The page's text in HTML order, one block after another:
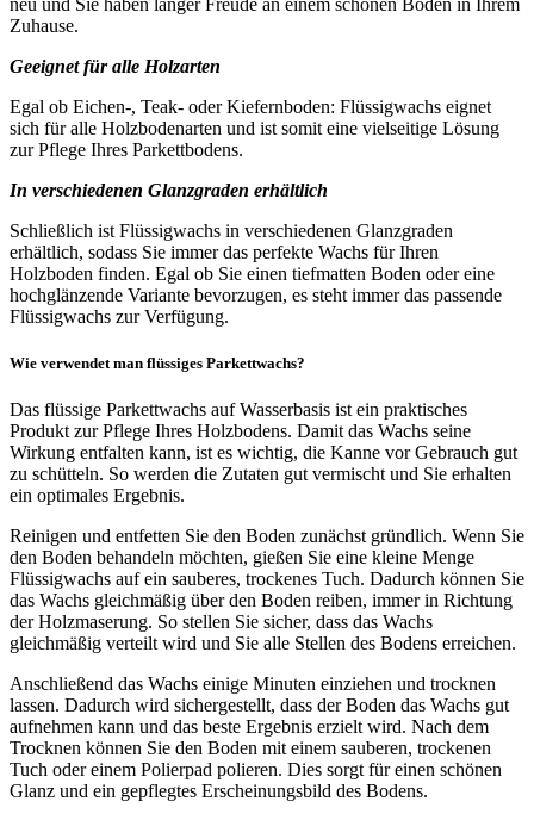
neu und Sie haben länger Freude an einem schönen Boden in Ihrem
Zuhause.
Geeignet für alle Holzarten
Egal ob Eichen-, Teak- oder Kiefernboden: Flüssigwachs eignet
sich für alle Holzbodenarten und ist somit eine vielseitige Lösung
zur Pflege Ihres Parkettbodens.
In verschiedenen Glanzgraden erhältlich
Schließlich ist Flüssigwachs in verschiedenen Glanzgraden
erhältlich, sodass Sie immer das perfekte Wachs für Ihren
Holzboden finden. Egal ob Sie einen tiefmatten Boden oder eine
hochglänzende Variante bevorzugen, es steht immer das passende
Flüssigwachs zur Verfügung.
Wie verwendet man flüssiges Parkettwachs?
Das flüssige Parkettwachs auf Wasserbasis ist ein praktisches
Produkt zur Pflege Ihres Holzbodens. Damit das Wachs seine
Wirkung entfalten kann, ist es wichtig, die Kanne vor Gebrauch gut
zu schütteln. So werden die Zutaten gut vermischt und Sie erhalten
ein optimales Ergebnis.
Reinigen und entfetten Sie den Boden zunächst gründlich. Wenn Sie
den Boden behandeln möchten, gießen Sie eine kleine Menge
Flüssigwachs auf ein sauberes, trockenes Tuch. Dadurch können Sie
das Wachs gleichmäßig über den Boden reiben, immer in Richtung
der Holzmaserung. So stellen Sie sicher, dass das Wachs
gleichmäßig verteilt wird und Sie alle Stellen des Bodens erreichen.
Anschließend das Wachs einige Minuten einziehen und trocknen
lassen. Dadurch wird sichergestellt, dass der Boden das Wachs gut
aufnehmen kann und das beste Ergebnis erzielt wird. Nach dem
Trocknen können Sie den Boden mit einem sauberen, trockenen
Tuch oder einem Polierpad polieren. Dies sorgt für einen schönen
Glanz und ein gepflegtes Erscheinungsbild des Bodens.